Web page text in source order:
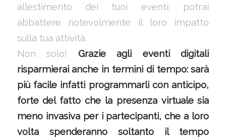
allestimento dei tuoi eventi: potrai
abbattere notevolmente il loro impatto
sulla tua attività.
Non solo! Grazie agli eventi digitali
risparmierai anche in termini di tempo: sarà
più facile infatti programmarli con anticipo,
forte del fatto che la presenza virtuale sia
meno invasiva per i partecipanti, che a loro
volta spenderanno soltanto il tempo